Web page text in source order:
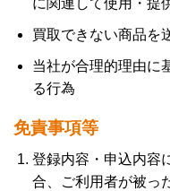
に関連して使用・提
買取できない商品を
当社が合理的理由に
る行為
免責事項等
登録内容・申込内容
合、ご利用者が被っ